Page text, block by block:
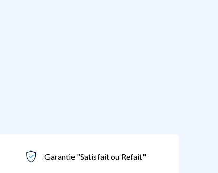
Garantie "Satisfait ou Refait"